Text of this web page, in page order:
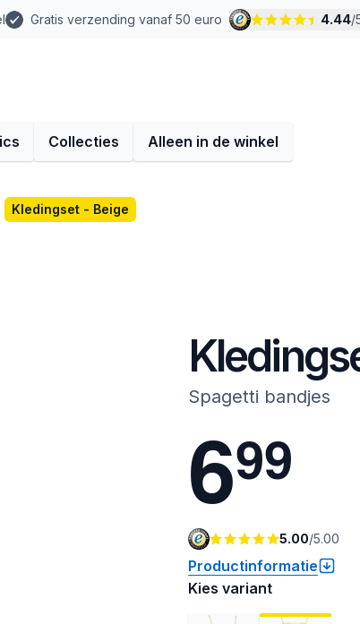
Gratis verzending vanaf 50 euro 4.44/
Collecties Alleen in de winkel
Kledingset - Beige
Spagetti bandjes
699
5.00/5.00
Productinformatie
Kies variant